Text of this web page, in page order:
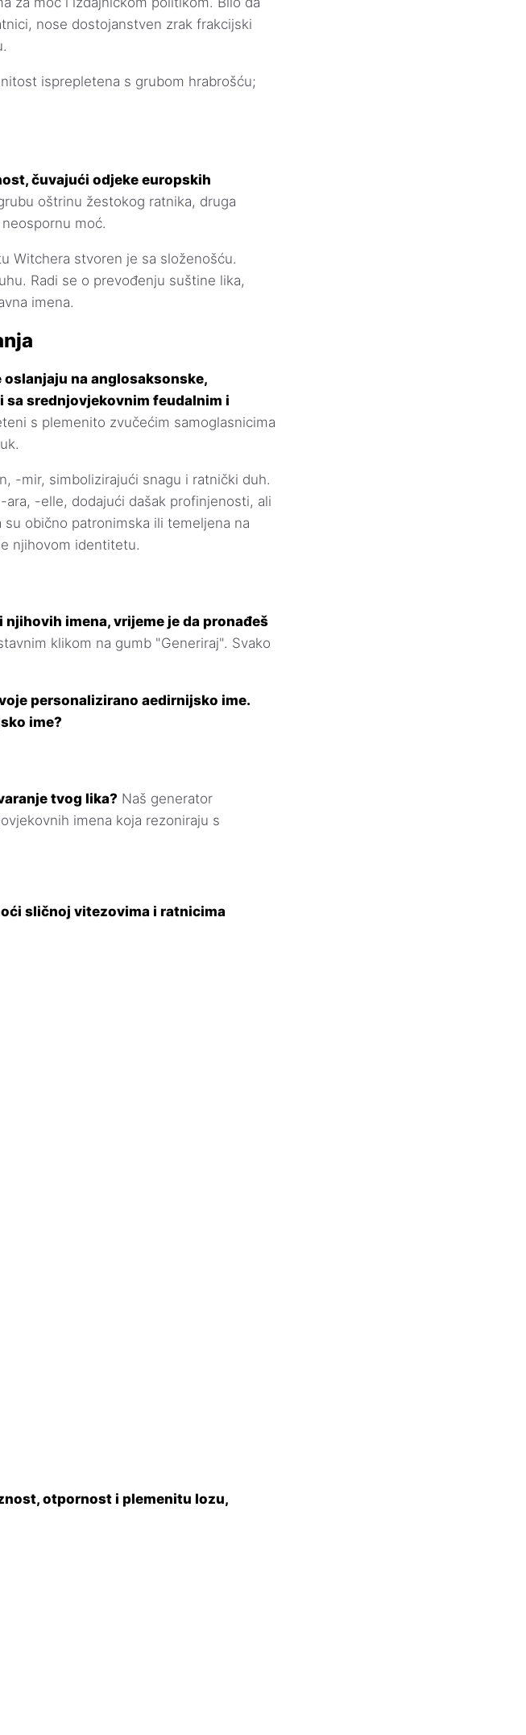
nose dostojanstven zrak frakcijski
isprepletena s grubom hrabrošću;
čuvajući odjeke europskih
oštrinu žestokog ratnika, druga
moć.
Witchera stvoren je sa složenošću.
Radi se o prevođenju suštine lika,
imena.
na anglosaksonske,
sa srednjovjekovnim feudalnim i
s plemenito zvučećim samoglasnicima
-mir, simbolizirajući snagu i ratnički duh.
-elle, dodajući dašak profinjenosti, ali
obično patronimska ili temeljena na
njihovom identitetu.
imena, vrijeme je da pronađeš
klikom na gumb "Generiraj". Svako
personalizirano aedirnijsko ime.
ime?
tvog lika? Naš generator
imena koja rezoniraju s
sličnoj vitezovima i ratnicima
otpornost i plemenitu lozu,